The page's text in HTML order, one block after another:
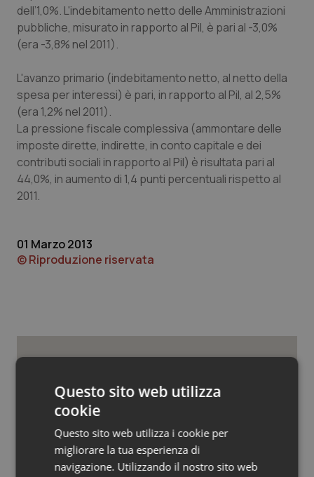
Sardegna
Sicilia
Toscana
Umbria
Valle D’Aosta
Veneto
Malattia di Crohn & Rettocolite Ulcerosa
Neuroscienze & patologie neurodegenerative
Obesità
Oftalmologia
Oncodermatologia
Oncoematologia
Oncologia & Nutrizione
Quotidiano Oncologia
Quotidiano Pediatria
Rene & patologie urogenitali
dell’1,0%. L'indebitamento netto delle Amministrazioni
pubbliche, misurato in rapporto al Pil, è pari al -3,0%
(era -3,8% nel 2011).
L'avanzo primario (indebitamento netto, al netto della
spesa per interessi) è pari, in rapporto al Pil, al 2,5%
(era 1,2% nel 2011).
La pressione fiscale complessiva (ammontare delle
imposte dirette, indirette, in conto capitale e dei
contributi sociali in rapporto al Pil) è risultata pari al
44,0%, in aumento di 1,4 punti percentuali rispetto al
2011.
01 Marzo 2013
© Riproduzione riservata
Studi e Analisi
Senza scelte coraggiose il Ssn rischia
di restare universale solo sulla carta.
Manovra e non solo, ecco le sfide che
Questo sito web utilizza
cookie
Questo sito web utilizza i cookie per
migliorare la tua esperienza di
navigazione. Utilizzando il nostro sito web